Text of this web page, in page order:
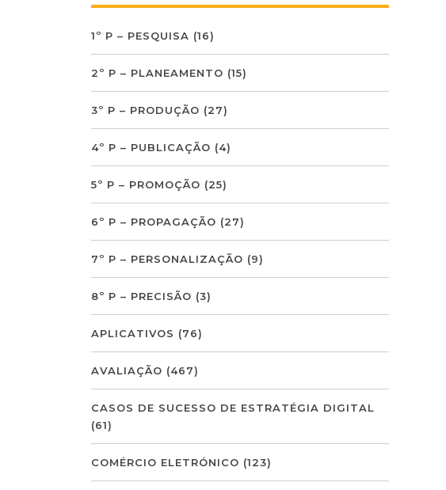
1º P – PESQUISA (16)
2º P – PLANEAMENTO (15)
3º P – PRODUÇÃO (27)
4º P – PUBLICAÇÃO (4)
5º P – PROMOÇÃO (25)
6º P – PROPAGAÇÃO (27)
7º P – PERSONALIZAÇÃO (9)
8º P – PRECISÃO (3)
APLICATIVOS (76)
AVALIAÇÃO (467)
CASOS DE SUCESSO DE ESTRATÉGIA DIGITAL
(61)
COMÉRCIO ELETRÓNICO (123)